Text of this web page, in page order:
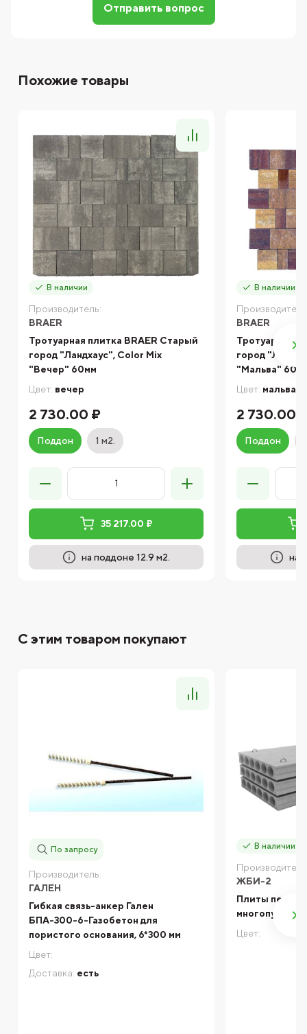
Отправить вопрос
Похожие товары
В наличии
Производитель:
BRAER
Тротуарная плитка BRAER Старый
город "Ландхаус", Color Mix
"Вечер" 60мм
Цвет: вечер
2 730.00 ₽
Поддон 1 м2.
35 217.00 ₽
на поддоне 12.9 м2.
В наличии
BRAER
Тротуарная
город
"Мальва"
Цвет: мальва
2 730.00
Поддон
на
С этим товаром покупают
По запросу
Производитель:
ГАЛЕН
Гибкая связь-анкер Гален
БПА-300-6-Газобетон для
пористого основания, 6*300 мм
Цвет:
Доставка: есть
В наличии
ЖБИ-2
Плиты
Цвет: